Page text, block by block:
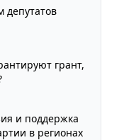
депутатов
грант,
и поддержка
в регионах